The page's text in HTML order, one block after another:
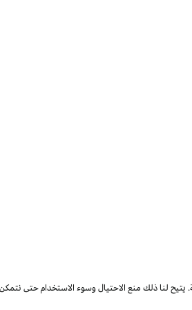
يتيح لنا ذلك منع الاحتيال وسوء الاستخدام حتى نتمكن